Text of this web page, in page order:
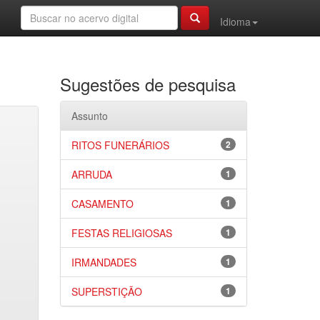
Idioma
Sugestões de pesquisa
Assunto
2
RITOS FUNERÁRIOS
1
ARRUDA
1
CASAMENTO
1
FESTAS RELIGIOSAS
1
IRMANDADES
1
SUPERSTIÇÃO